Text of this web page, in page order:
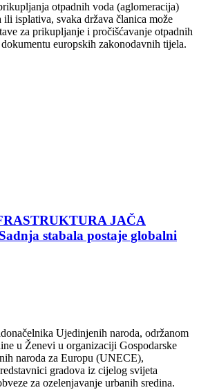
otpadnih voda (aglomeracija)
isplativa, svaka država članica može
za prikupljanje i pročišćavanje otpadnih
europskih zakonodavnih tijela.
JAČA
stabala postaje globalni
Ujedinjenih naroda, održanom
u Ženevi u organizaciji Gospodarske
naroda za Europu (UNECE),
gradova iz cijelog svijeta
za ozelenjavanje urbanih sredina.